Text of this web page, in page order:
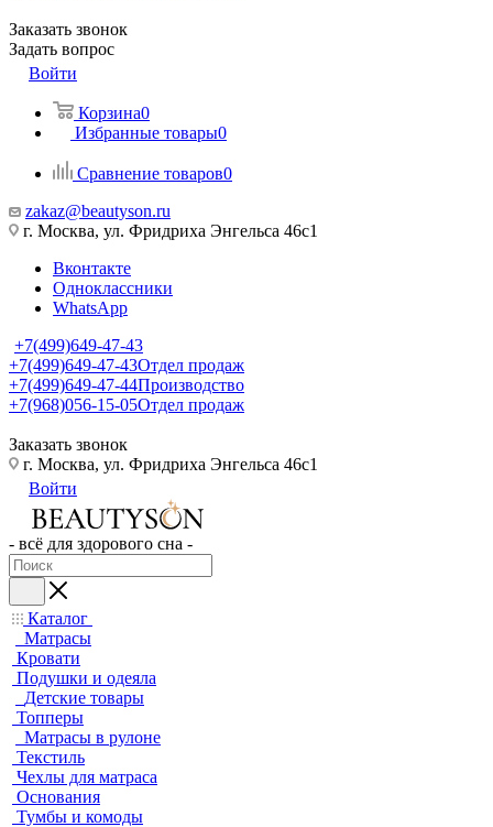
Заказать звонок
Задать вопрос
Войти
Корзина0
Избранные товары0
Сравнение товаров0
zakaz@beautyson.ru
г. Москва, ул. Фридриха Энгельса 46с1
Вконтакте
Одноклассники
WhatsApp
+7(499)649-47-43
+7(499)649-47-43Отдел продаж
+7(499)649-47-44Производство
+7(968)056-15-05Отдел продаж
Заказать звонок
г. Москва, ул. Фридриха Энгельса 46с1
Войти
- всё для здорового сна -
Каталог
Матрасы
Кровати
Подушки и одеяла
Детские товары
Топперы
Матрасы в рулоне
Текстиль
Чехлы для матраса
Основания
Тумбы и комоды